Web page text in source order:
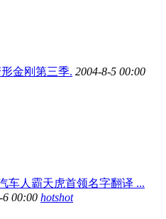
金刚第三季. 2004-8-5 00:00
车人霸天虎首领名字翻译 ...
6 00:00 hotshot